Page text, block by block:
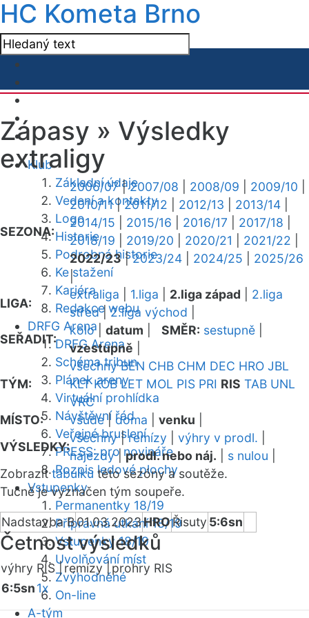
HC Kometa Brno
Klub
Základní údaje
Vedení a kontakty
Logo
Historie
Podrobná historie
Ke stažení
Kariéra
Redakce webu
DRFG Arena
DRFG Arena
Schéma tribun
Plánek areny
Virtuální prohlídka
Návštěvní řád
Veřejné bruslení
PRESS: pro novináře
Rozpis ledové plochy
Vstupenky
Permanentky 18/19
Přípravná utkání 18/19
Vstupenky 18/19
Uvolňování míst
Zvýhodněné
On-line
A-tým
Zápasy » Výsledky
extraligy
SEZONA:
2006/07|2007/08 2008/09 2009/10
2010/11|2011/12 2012/13 2013/14
2014/15
2015/16 2016/17 2017/18
2018/19
2019/20 2020/21 2021/22
2022/23|2023/24 2024/25
2025/26
|
LIGA:
extraliga 1.liga 2.liga západ
2.liga
střed|2.liga východ
SEŘADIT:
kolo| datum SMĚR: sestupně
vzestupně
TÝM:
všechny BEN CHB CHM DEC HRO JBL
KLT KOB LET MOL PIS PRI RIS TAB UNL
VRC
MÍSTO:
všude| doma venku
VÝSLEDKY:
všechny|remízy výhry v prodl.
nájezdy|prodl. nebo náj. s nulou
Zobrazittabulku této sezóny a soutěže.
Tučně je vyznačen tým soupeře.
Nadstavba B01.03.2023HROŘisuty 5:6sn
Četnost výsledků
výhry RIS |remízy | prohry RIS
6:5sn1x